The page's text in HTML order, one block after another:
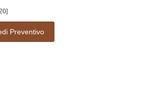
Preventivo